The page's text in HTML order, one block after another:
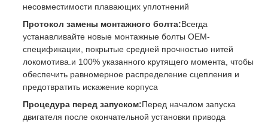
несовместимости плавающих уплотнений
Протокол замены монтажного болта:Всегда
устанавливайте новые монтажные болты OEM-
спецификации, покрытые средней прочностью нитей
локомотива.и 100% указанного крутящего момента, чтобы
обеспечить равномерное распределение сцепления и
предотвратить искажение корпуса
Процедура перед запуском:Перед началом запуска
двигателя после окончательной установки привода